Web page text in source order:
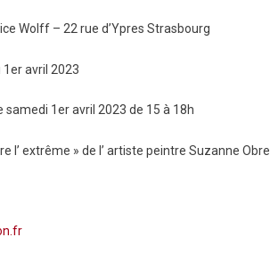
Extrême »
Wolff – 22 rue d’Ypres Strasbourg
avril 2023
samedi 1er avril 2023 de 15 à 18h
l’ extrême » de l’ artiste peintre Suzanne